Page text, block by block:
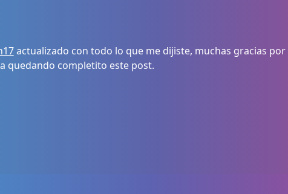
actualizado con todo lo que me dijiste, muchas gracias por
quedando completito este post.